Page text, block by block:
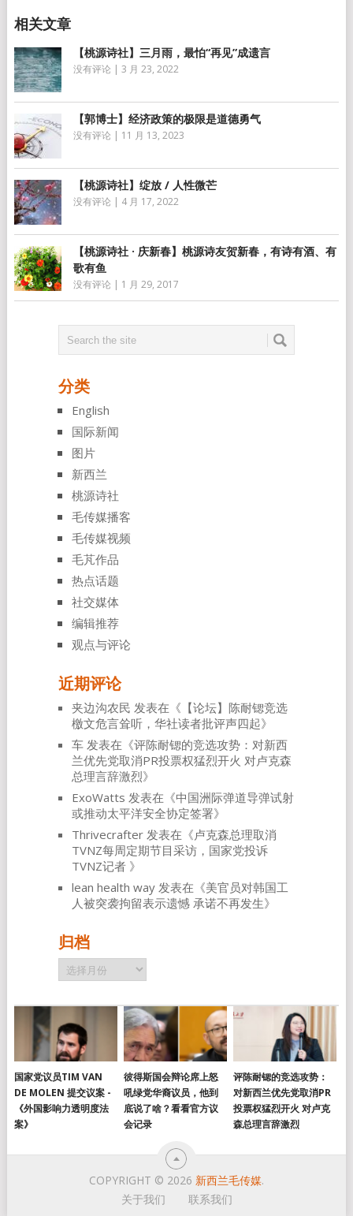
【桃源诗社】三月雨，最怕“再见”成遗言
没有评论 | 3 月 23, 2022
【郭博士】经济政策的极限是道德勇气
没有评论 | 11 月 13, 2023
【桃源诗社】绽放 / 人性微芒
没有评论 | 4 月 17, 2022
【桃源诗社 · 庆新春】桃源诗友贺新春，有诗有酒、有
歌有鱼
没有评论 | 1 月 29, 2017
分类
English
国际新闻
图片
新西兰
桃源诗社
毛传媒播客
毛传媒视频
毛芃作品
热点话题
社交媒体
编辑推荐
观点与评论
近期评论
夹边沟农民 发表在《 【论坛】陈耐锶竞选
檄文危言耸听，华社读者批评声四起》
车发表在《评陈耐锶的竞选攻势：对新西
兰优先党取消PR投票权猛烈开火 对卢克森
总理言辞激烈》
ExoWatts 发表在《中国洲际弹道导弹试射
或推动太平洋安全协定签署》
Thrivecrafter发表在《卢克森总理取消
TVNZ每周定期节目采访，国家党投诉
TVNZ记者 》
lean health way发表在《美官员对韩国工
人被突袭拘留表示遗憾 承诺不再发生》
归档
归
档
国家党议员TIM VAN
DE MOLEN 提交议案 -
《外国影响力透明度法
案》
彼得斯国会辩论席上怒
吼绿党华裔议员，他到
底说了啥？看看官方议
会记录
评陈耐锶的竞选攻势：
对新西兰优先党取消PR
投票权猛烈开火 对卢克
森总理言辞激烈
COPYRIGHT © 2026 新西兰毛传媒.
关于我们
联系我们